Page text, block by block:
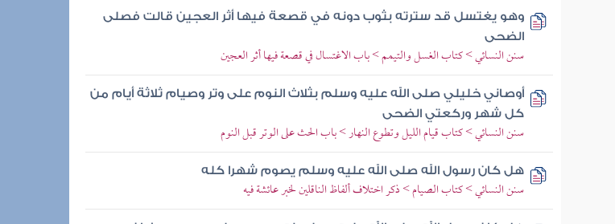
وهو يغتسل قد سترته بثوب دونه في قصعة فيها أثر العجين قالت فصلى
الضحى
سنن النسائي > كتاب الغسل والتيمم > باب الاغتسال في قصعة فيها أثر العجين
أوصاني خليلي صلى الله عليه وسلم بثلاث النوم على وتر وصيام ثلاثة أيام من
كل شهر وركعتي الضحى
سنن النسائي > كتاب قيام الليل وتطوع النهار > باب الحث على الوتر قبل النوم
هل كان رسول الله صلى الله عليه وسلم يصوم شهرا كله
سنن النسائي > كتاب الصيام > ذكر اختلاف ألفاظ الناقلين لخبر عائشة فيه